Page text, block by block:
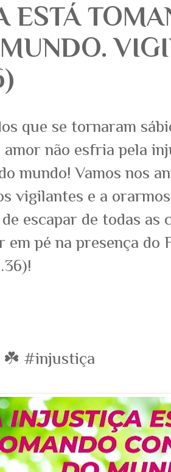
ESTÁ
que se tornaram
amor não esfria pela
mundo! Vamos nos
vigilantes e a
escapar de todas as
em pé na presença do
☘️ #injustiça